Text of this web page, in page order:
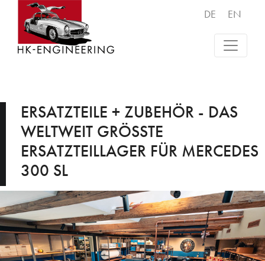
DE EN
ERSATZTEILE + ZUBEHÖR - DAS
WELTWEIT GRÖSSTE E
RSATZTEILLAGER FÜR MERCEDES 3
00 SL